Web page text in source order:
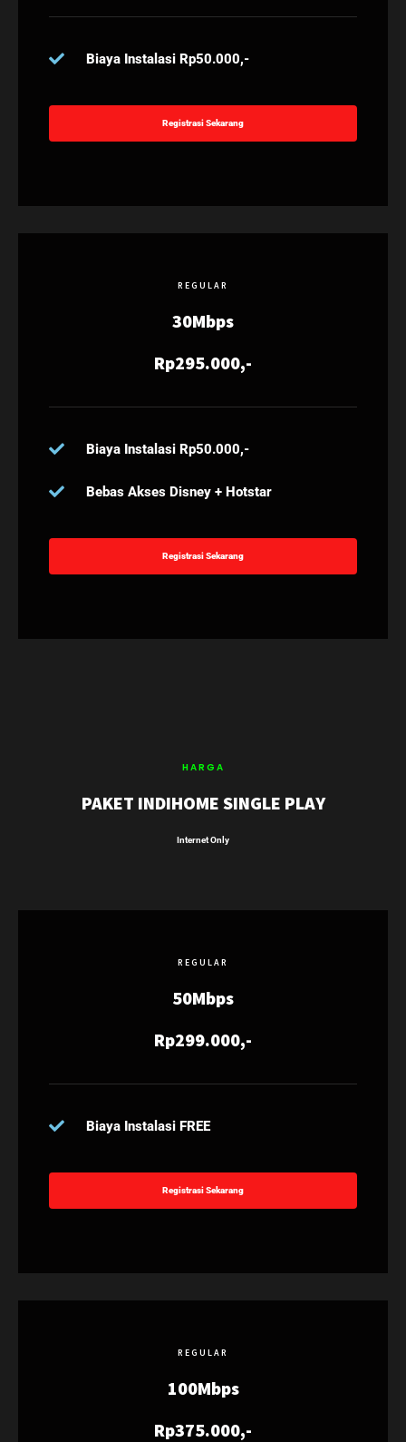
Biaya Instalasi Rp50.000,-
Registrasi Sekarang
REGULAR
30Mbps
Rp295.000,-
Biaya Instalasi Rp50.000,-
Bebas Akses Disney + Hotstar
Registrasi Sekarang
HARGA
PAKET INDIHOME SINGLE PLAY
Internet Only
REGULAR
50Mbps
Rp299.000,-
Biaya Instalasi FREE
Registrasi Sekarang
REGULAR
100Mbps
Rp375.000,-